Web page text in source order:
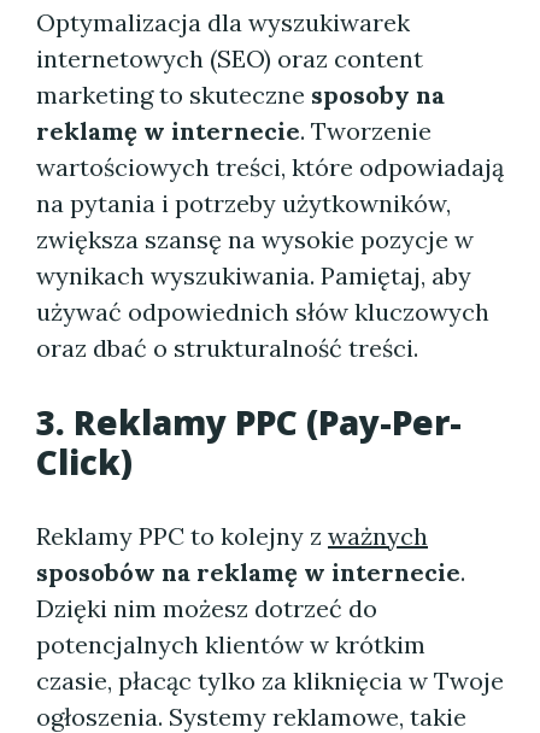
Optymalizacja dla wyszukiwarek
internetowych (SEO) oraz content
marketing to skuteczne sposoby na
reklamę w internecie. Tworzenie
wartościowych treści, które odpowiadają
na pytania i potrzeby użytkowników,
zwiększa szansę na wysokie pozycje w
wynikach wyszukiwania. Pamiętaj, aby
używać odpowiednich słów kluczowych
oraz dbać o strukturalność treści.
3. Reklamy PPC (Pay-Per-
Click)
Reklamy PPC to kolejny z ważnych
sposobów na reklamę w internecie.
Dzięki nim możesz dotrzeć do
potencjalnych klientów w krótkim
czasie, płacąc tylko za kliknięcia w Twoje
ogłoszenia. Systemy reklamowe, takie